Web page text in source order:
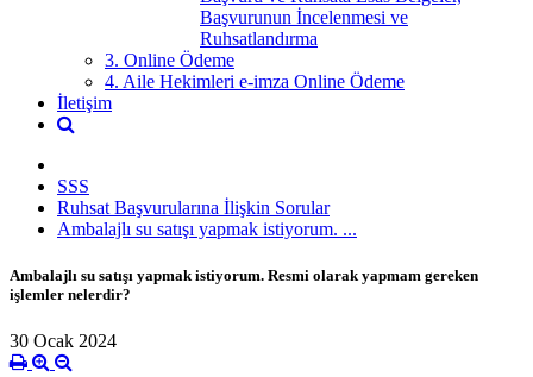
Başvurunun İncelenmesi ve
Ruhsatlandırma
3. Online Ödeme
4. Aile Hekimleri e-imza Online Ödeme
İletişim
SSS
Ruhsat Başvurularına İlişkin Sorular
Ambalajlı su satışı yapmak istiyorum. ...
Ambalajlı su satışı yapmak istiyorum. Resmi olarak yapmam gereken
işlemler nelerdir?
30 Ocak 2024